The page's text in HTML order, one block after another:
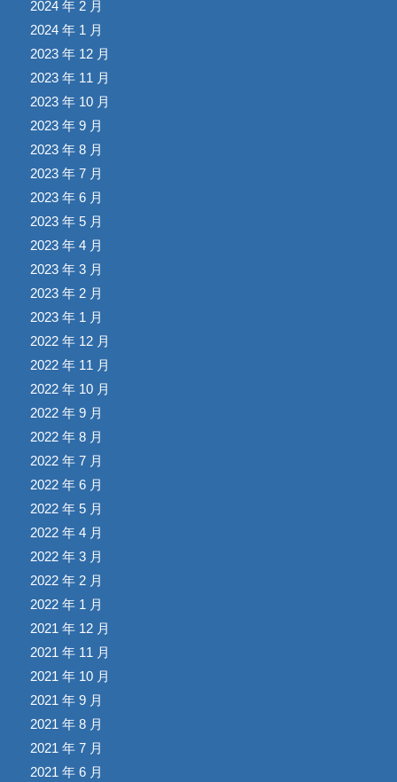
2024 年 2 月
2024 年 1 月
2023 年 12 月
2023 年 11 月
2023 年 10 月
2023 年 9 月
2023 年 8 月
2023 年 7 月
2023 年 6 月
2023 年 5 月
2023 年 4 月
2023 年 3 月
2023 年 2 月
2023 年 1 月
2022 年 12 月
2022 年 11 月
2022 年 10 月
2022 年 9 月
2022 年 8 月
2022 年 7 月
2022 年 6 月
2022 年 5 月
2022 年 4 月
2022 年 3 月
2022 年 2 月
2022 年 1 月
2021 年 12 月
2021 年 11 月
2021 年 10 月
2021 年 9 月
2021 年 8 月
2021 年 7 月
2021 年 6 月